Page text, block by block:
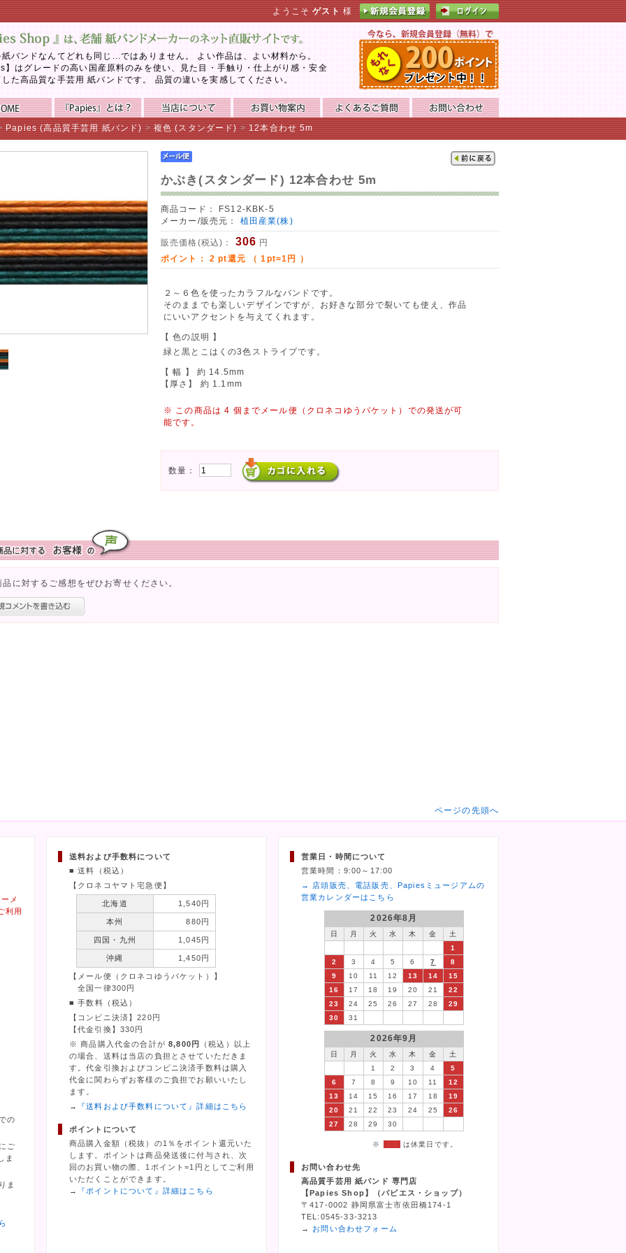
ようこそゲスト様
バンドなんてどれも同じ...ではありません。 よい作品は、よい材料から。
】はグレードの高い国産原料のみを使い、見た目・手触り・仕上がり感・安全
た高品質な手芸用 紙バンドです。 品質の違いを実感してください。
Papies (高品質手芸用 紙バンド) >複色 (スタンダード) >12本合わせ 5m
かぶき(スタンダード) 12本合わせ 5m
商品コード：
FS12-KBK-5
メーカー/販売元：
植田産業(株)
販売価格(税込)： 306 円
ポイント： 2 pt還元 （ 1pt=1円 ）
２～６色を使ったカラフルなバンドです。
そのままでも楽しいデザインですが、お好きな部分で裂いても使え、作品
にいいアクセントを与えてくれます。
【 色の説明 】
緑と黒とこはくの3色ストライプです。
【 幅 】 約 14.5mm
【厚さ】 約 1.1mm
※ この商品は 4 個までメール便（クロネコゆうパケット）での発送が可
能です。
数量：
品に対するご感想をぜひお寄せください。
ページの先頭へ
メ
利用
の
ご
ま
ま
送料および手数料について
■ 送料（税込）
【クロネコヤマト宅急便】
北海道 1,540円
本州 880円
四国・九州 1,045円
沖縄 1,450円
【メール便（クロネコゆうパケット）】
全国一律300円
■ 手数料（税込）
【コンビニ決済】220円
【代金引換】330円
※ 商品購入代金の合計が 8,800円
（税込）以上
の場合、送料は当店の負担とさせていただきま
す。代金引換およびコンビニ決済手数料は購入
代金に関わらずお客様のご負担でお願いいたし
ます。
→
『送料および手数料について』詳細はこちら
ポイントについて
商品購入金額（税抜）の1％をポイント還元いた
します。ポイントは商品発送後に付与され、次
回のお買い物の際、1ポイント=1円としてご利用
いただくことができます。
→
『ポイントについて』詳細はこちら
営業日・時間について
営業時間：9:00～17:00
→ 店頭販売、電話販売、Papiesミュージアムの
営業カレンダーはこちら
2026年8月
日 月 火 水 木 金
土
1
2
3 4 5 6 7
8
9
10 11 12 13 14
15
16
17 18 19 20 21
22
23
24 25 26 27 28
29
30
31
2026年9月
日 月 火 水 木 金
土
1
2 3 4
5
6
7 8 9 10 11
12
13
14 15 16 17 18
19
20
21 22 23 24 25
26
27
28 29 30
※ は休業日です。
お問い合わせ先
高品質手芸用 紙バンド 専門店
【Papies Shop】（パピエス・ショップ）
〒417-0002 静岡県富士市依田橋174-1
TEL:0545-33-3213
→ お問い合わせフォーム